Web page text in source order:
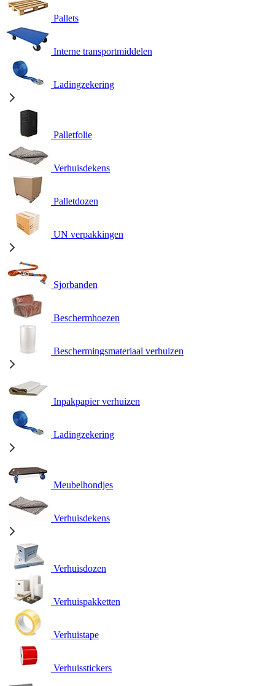
Pallets
Interne transportmiddelen
Ladingzekering
Palletfolie
Verhuisdekens
Palletdozen
UN verpakkingen
Sjorbanden
Beschermhoezen
Beschermingsmateriaal verhuizen
Inpakpapier verhuizen
Ladingzekering
Meubelhondjes
Verhuisdekens
Verhuisdozen
Verhuispakketten
Verhuistape
Verhuisstickers